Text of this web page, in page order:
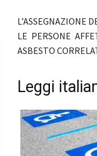
L’ASSEGNAZIONE
LE PERSONE
ASBESTO
Leggi